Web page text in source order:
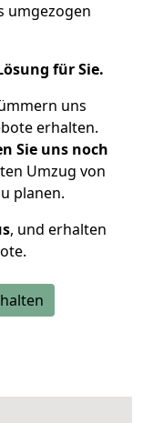
umgezogen
für Sie.
uns
erhalten.
Sie uns noch
Umzug von
planen.
, und erhalten